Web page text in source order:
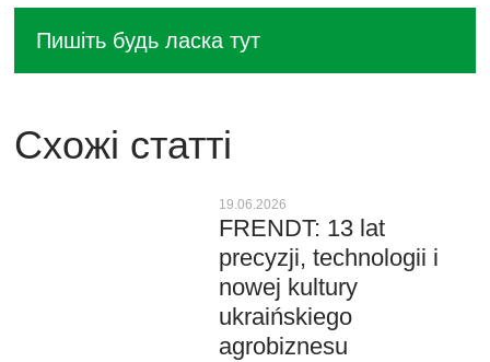
Схожі статті
19.06.2026
FRENDT: 13 lat
precyzji, technologii i
nowej kultury
ukraińskiego
agrobiznesu